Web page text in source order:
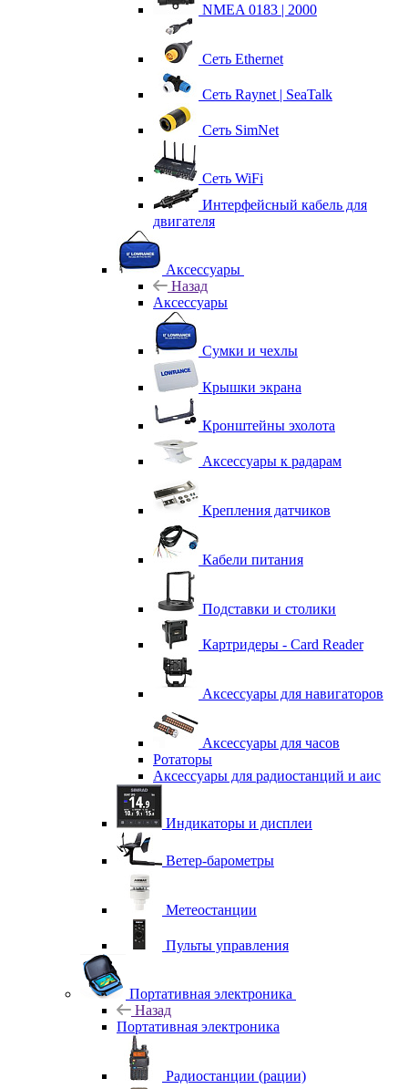
NMEA 0183 | 2000
Сеть Ethernet
Сеть Raynet | SeaTalk
Сеть SimNet
Сеть WiFi
Интерфейсный кабель для
двигателя
Аксессуары
Назад
Аксессуары
Сумки и чехлы
Крышки экрана
Кронштейны эхолота
Аксессуары к радарам
Крепления датчиков
Кабели питания
Подставки и столики
Картридеры - Card Reader
Аксессуары для навигаторов
Аксессуары для часов
Ротаторы
Аксессуары для радиостанций и аис
Индикаторы и дисплеи
Ветер-барометры
Метеостанции
Пульты управления
Портативная электроника
Назад
Портативная электроника
Радиостанции (рации)